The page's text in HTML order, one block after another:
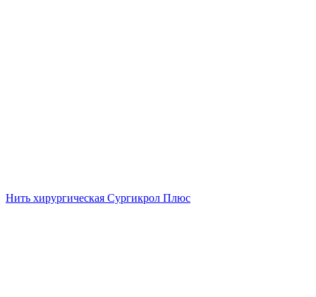
Нить хирургическая Сургикрол Плюс